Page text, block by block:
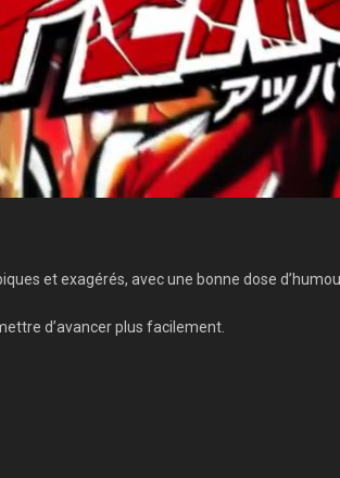
et exagérés, avec une bonne dose
d’avancer plus facilement.